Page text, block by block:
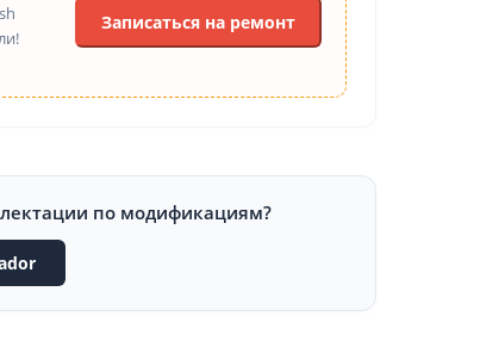
Записаться на ремонт
по модификациям?